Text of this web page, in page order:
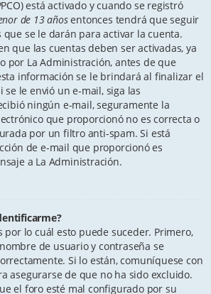
está activado y cuando se registró
de 13 añosentonces tendrá que seguir
se le darán para activar la cuenta.
que las cuentas deben ser activadas, ya
por La Administración, antes de que
información se le brindará al finalizar el
se le envió un e-mail, siga las
ningún e-mail, seguramente la
que proporcionó no es correcta o
por un filtro anti-spam. Si está
de e-mail que proporcionó es
a La Administración.
por lo cuál esto puede suceder. Primero,
de usuario y contraseña se
Si lo están, comuníquese con
asegurarse de que no ha sido excluido.
el foro esté mal configurado por su